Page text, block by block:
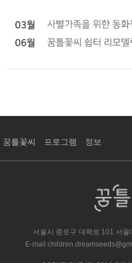
꿈틀꽃씨 프로그램 정보
서울시 종로구 대학로 101 서
E-mail